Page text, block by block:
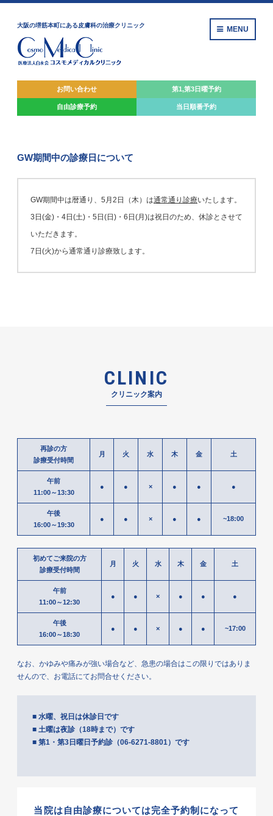
大阪の堺筋本町にある皮膚科の治療クリニック MENU
お問い合わせ 第1,第3日曜予約
自由診療予約 当日順番予約
GW期間中の診療日について
GW期間中は暦通り、5月2日（木）は通常通り診療いたします。
3日(金)・4日(土)・5日(日)・6日(月)は祝日のため、休診とさせて
いただきます。
7日(火)から通常通り診療致します。
CLINIC
クリニック案内
再診の方
診療受付時間
月 火 水 木 金 土
午前
11:00～13:30
● ● × ● ● ●
午後
16:00～19:30
● ● × ● ● ~18:00
初めてご来院の方
診療受付時間
月 火 水 木 金 土
午前
11:00～12:30
● ● × ● ● ●
午後
16:00～18:30
● ● × ● ● ~17:00
なお、かゆみや痛みが強い場合など、急患の場合はこの限りではありま
せんので、 お電話にてお問合せください。
■ 水曜、祝日は休診日です
■ 土曜は夜診（18時まで）です
■ 第1・第3日曜日予約診（06-6271-8801）です
当院は自由診療については完全予約制 になって